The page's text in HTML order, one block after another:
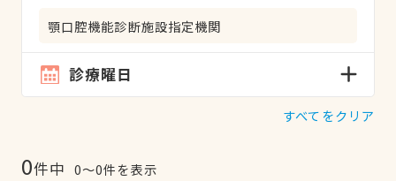
顎口腔機能診断施設指定機関
診療曜日
すべてをクリア
0件中 0〜0件を表示